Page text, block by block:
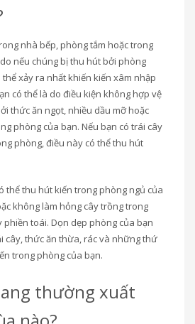
nhà bếp, phòng tắm hoặc trong
nếu chúng bị thu hút bởi phòng
thể xảy ra nhất khiến kiến ​​xâm nhập
có thể là do điều kiện không hợp vệ
thức ăn ngọt, nhiều dầu mỡ hoặc
phòng của bạn. Nếu bạn có trái cây
phòng, điều này có thể thu hút
thể thu hút kiến ​​trong phòng ngủ của
không làm hỏng cây trồng trong
toái. Dọn dẹp phòng của bạn
cây, thức ăn thừa, rác và những thứ
​​trong phòng của bạn.
thường xuất